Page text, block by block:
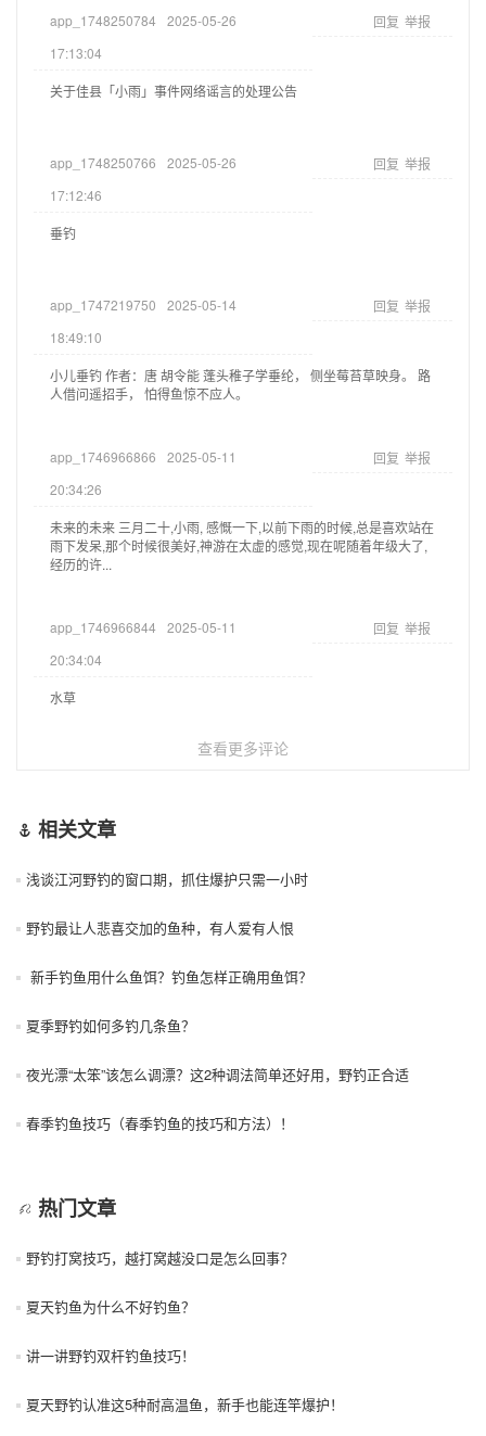
app_1748250784
2025-05-26
17:13:04
回复 举报
关于佳县「小雨」事件网络谣言的处理公告
app_1748250766
2025-05-26
17:12:46
回复 举报
垂钓
app_1747219750
2025-05-14
18:49:10
回复 举报
小儿垂钓 作者：唐 胡令能 蓬头稚子学垂纶， 侧坐莓苔草映身。 路
人借问遥招手， 怕得鱼惊不应人。
app_1746966866
2025-05-11
20:34:26
回复 举报
未来的未来 三月二十,小雨, 感慨一下,以前下雨的时候,总是喜欢站在
雨下发呆,那个时候很美好,神游在太虚的感觉,现在呢随着年级大了,
经历的许...
app_1746966844
2025-05-11
20:34:04
回复 举报
水草
查看更多评论
相关文章
浅谈江河野钓的窗口期，抓住爆护只需一小时
野钓最让人悲喜交加的鱼种，有人爱有人恨
新手钓鱼用什么鱼饵？钓鱼怎样正确用鱼饵？
夏季野钓如何多钓几条鱼？
夜光漂“太笨”该怎么调漂？这2种调法简单还好用，野钓正合适
春季钓鱼技巧（春季钓鱼的技巧和方法）！
热门文章
野钓打窝技巧，越打窝越没口是怎么回事？
夏天钓鱼为什么不好钓鱼？
讲一讲野钓双杆钓鱼技巧！
夏天野钓认准这5种耐高温鱼，新手也能连竿爆护！